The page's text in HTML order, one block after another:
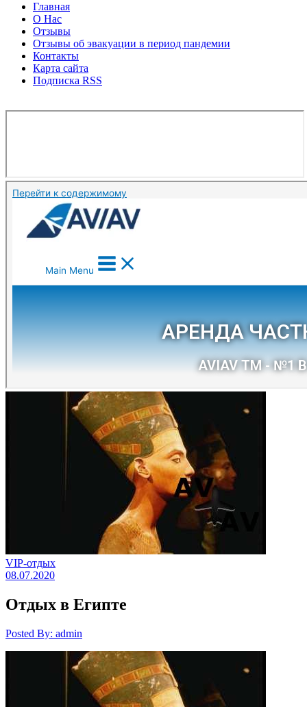
Главная
О Нас
Отзывы
Отзывы об эвакуации в период пандемии
Контакты
Карта сайта
Подписка RSS
VIP-отдых
08.07.2020
Отдых в Египте
Posted By: admin